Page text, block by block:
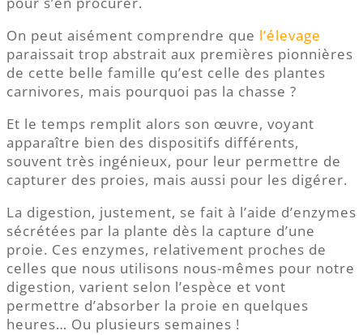
On peut aisément comprendre que l’élevage
paraissait trop abstrait aux premières pionnières
de cette belle famille qu’est celle des plantes
carnivores, mais pourquoi pas la chasse ?
Et le temps remplit alors son œuvre, voyant
apparaître bien des dispositifs différents,
souvent très ingénieux, pour leur permettre de
capturer des proies, mais aussi pour les digérer.
La digestion, justement, se fait à l’aide d’enzymes
sécrétées par la plante dès la capture d’une
proie. Ces enzymes, relativement proches de
celles que nous utilisons nous-mêmes pour notre
digestion, varient selon l’espèce et vont
permettre d’absorber la proie en quelques
heures… Ou plusieurs semaines !